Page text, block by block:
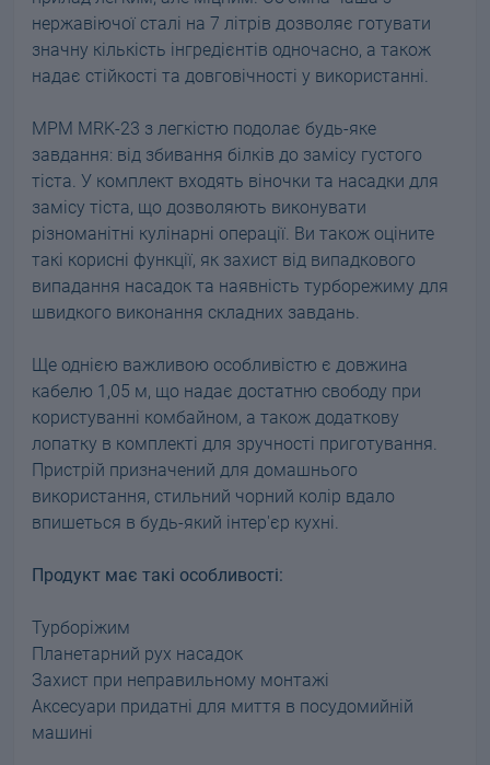
нержавіючої сталі на 7 літрів дозволяє готувати
значну кількість інгредієнтів одночасно, а також
надає стійкості та довговічності у використанні.
MPM MRK-23 з легкістю подолає будь-яке
завдання: від збивання білків до замісу густого
тіста. У комплект входять віночки та насадки для
замісу тіста, що дозволяють виконувати
різноманітні кулінарні операції. Ви також оціните
такі корисні функції, як захист від випадкового
випадання насадок та наявність турборежиму для
швидкого виконання складних завдань.
Ще однією важливою особливістю є довжина
кабелю 1,05 м, що надає достатню свободу при
користуванні комбайном, а також додаткову
лопатку в комплекті для зручності приготування.
Пристрій призначений для домашнього
використання, стильний чорний колір вдало
впишеться в будь-який інтер'єр кухні.
Продукт має такі особливості:
Турборіжим
Планетарний рух насадок
Захист при неправильному монтажі
Аксесуари придатні для миття в посудомийній
машині